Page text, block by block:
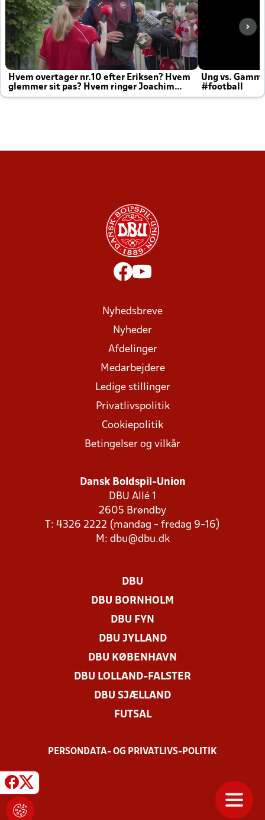
Hvem overtager nr.10 efter Eriksen? Hvem
glemmer sit pas? Hvem ringer Joachim
altid til efter kampe?
Ung vs.
#football
Nyhedsbreve
Nyheder
Afdelinger
Medarbejdere
Ledige stillinger
Privatlivspolitik
Cookiepolitik
Betingelser og vilkår
Dansk Boldspil-Union
DBU Allé 1
2605 Brøndby
T: 4326 2222 (mandag - fredag 9-16)
M: dbu@dbu.dk
DBU
DBU BORNHOLM
DBU FYN
DBU JYLLAND
DBU KØBENHAVN
DBU LOLLAND-FALSTER
DBU SJÆLLAND
FUTSAL
PERSONDATA- OG PRIVATLIVS-POLITIK